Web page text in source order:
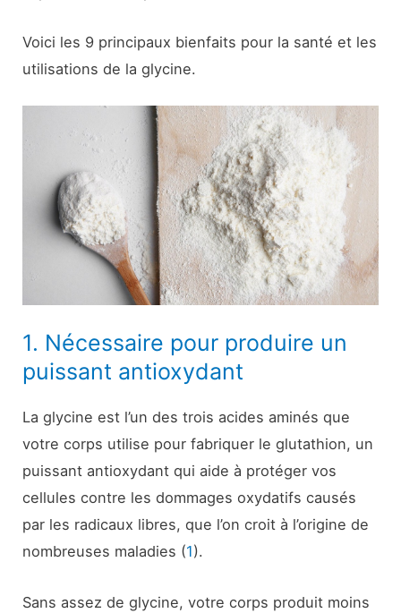
Voici les 9 principaux bienfaits pour la santé et les
utilisations de la glycine.
1. Nécessaire pour produire un
puissant antioxydant
La glycine est l’un des trois acides aminés que
votre corps utilise pour fabriquer le glutathion, un
puissant antioxydant qui aide à protéger vos
cellules contre les dommages oxydatifs causés
par les radicaux libres, que l’on croit à l’origine de
nombreuses maladies (1).
Sans assez de glycine, votre corps produit moins